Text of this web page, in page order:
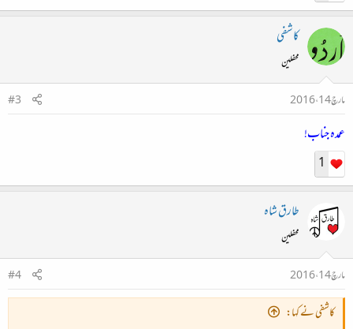
کاشفی
محفلین
مارچ 14، 2016
#3
عمدہ جناب!
1
طارق شاہ
محفلین
مارچ 14، 2016
#4
کاشفی نے کہا: